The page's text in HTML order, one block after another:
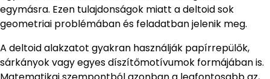
egymásra. Ezen tulajdonságok miatt a deltoid sok
geometriai problémában és feladatban jelenik meg.
A deltoid alakzatot gyakran használják papírrepülők,
sárkányok vagy egyes díszítőmotívumok formájában is.